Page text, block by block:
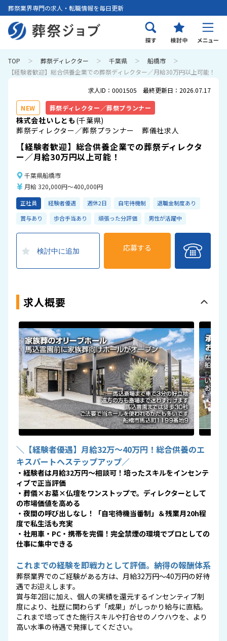
葬祭業界専門の求人・転職情報を毎日更新
TOP 葬祭ディレクター 千葉県
船橋市
【経験者歓迎】総合供養企業での葬祭ディレクター／月給30万円以上可能！
求人ID：0001505 最終更新日：2026.07.17
NEW 葬祭ディレクター／葬祭プランナー
株式会社いしとも (千葉県)
葬祭ディレクター／葬祭プランナー 葬儀社求人
【経験者歓迎】総合供養企業での葬祭ディレクタ
ー／月給30万円以上可能！
千葉県船橋市
月給 320,000円～400,000円
正社員 経験者優遇 週休2日 自宅待機制
退職金制度あり
賞与あり
歩合手当あり 頑張った分評価 男性が活躍中
検討中に追加 応募する
求人概要
＼【経験者優遇】月給32万〜40万円！総合供養のエ
キスパートへステップアップ／
・経験者は月給32万円〜相談可！培ったスキルをインセンテ
ィブで正当評価
・葬儀×お墓×仏壇をワンストップで。ディレクターとして
の市場価値を高める
・夜間の呼び出しなし！「自宅待機当番制」＆残業月20h程
度で私生活も充実
・社用車・PC・携帯を完備！完全禁煙の環境でプロとしての
仕事に集中できる
これまでの経験を即戦力として評価。納得の報酬体系
葬祭業界でのご経験がある方は、月給32万円〜40万円の好待
遇でお迎えします。
賞与年2回に加え、個人の実績を還元するインセンティブ制
度により、社歴に関わらず「成果」がしっかり給与に直結。
これまで培ってきた施行スキルや打合せのノウハウを、より
高い水準の待遇で発揮してください。